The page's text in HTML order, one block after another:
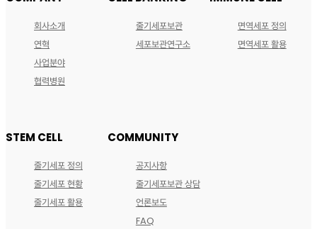
회사소개
연혁
사업분야
협력병원
줄기세포보관
세포보관연구소
면역세포 정의
면역세포 활용
STEM CELL
줄기세포 정의
줄기세포 현황
줄기세포 활용
COMMUNITY
공지사항
줄기세포보관 상담
언론보도
FAQ